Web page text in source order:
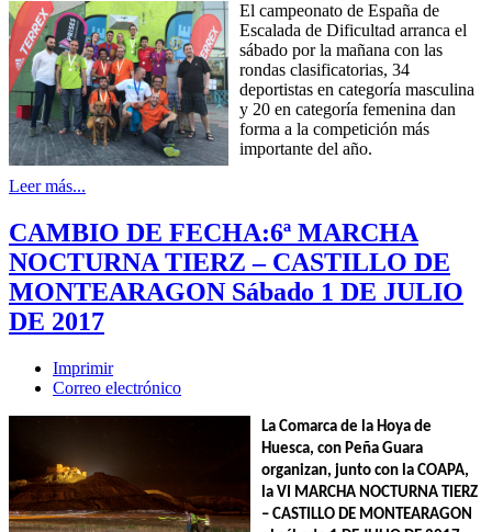
El campeonato de España de
Escalada de Dificultad arranca el
sábado por la mañana con las
rondas clasificatorias, 34
deportistas en categoría masculina
y 20 en categoría femenina dan
forma a la competición más
importante del año.
Leer más...
CAMBIO DE FECHA:6ª MARCHA
NOCTURNA TIERZ – CASTILLO DE
MONTEARAGON Sábado 1 DE JULIO
DE 2017
Imprimir
Correo electrónico
La Comarca de la Hoya de
Huesca, con Peña Guara
organizan, junto con la COAPA,
la VI MARCHA NOCTURNA TIERZ
– CASTILLO DE MONTEARAGON